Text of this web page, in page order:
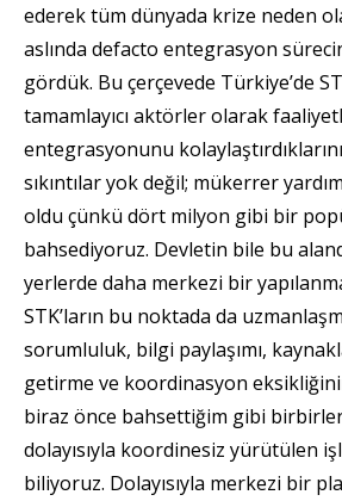
ederek tüm dünyada krize neden
aslında defacto entegrasyon
gördük. Bu çerçevede Türkiye’de
tamamlayıcı aktörler olarak
entegrasyonunu
sıkıntılar yok değil; mükerrer
oldu çünkü dört milyon gibi bir
bahsediyoruz. Devletin bile bu
yerlerde daha merkezi bir
STK’ların bu noktada da
sorumluluk, bilgi paylaşımı,
getirme ve koordinasyon
biraz önce bahsettiğim gibi
dolayısıyla koordinesiz yürütülen
biliyoruz. Dolayısıyla merkezi bir